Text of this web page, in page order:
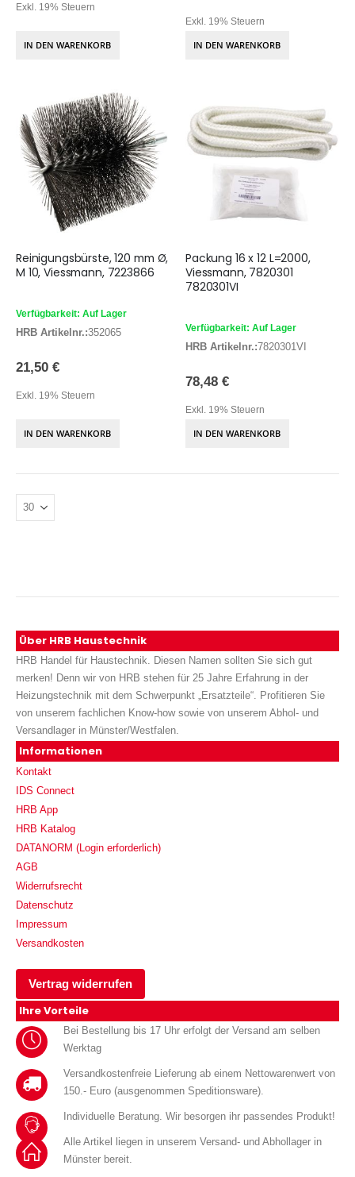
Exkl. 19% Steuern
IN DEN WARENKORB
Exkl. 19% Steuern
IN DEN WARENKORB
Reinigungsbürste, 120 mm Ø,
M 10, Viessmann, 7223866
Verfügbarkeit: Auf Lager
HRB Artikelnr.:352065
21,50 €
Exkl. 19% Steuern
IN DEN WARENKORB
Packung 16 x 12 L=2000,
Viessmann, 7820301
7820301VI
Verfügbarkeit: Auf Lager
HRB Artikelnr.:7820301VI
78,48 €
Exkl. 19% Steuern
IN DEN WARENKORB
Über HRB Haustechnik
HRB Handel für Haustechnik. Diesen Namen sollten Sie sich gut
merken! Denn wir von HRB stehen für 25 Jahre Erfahrung in der
Heizungstechnik mit dem Schwerpunkt „Ersatzteile“. Profitieren Sie
von unserem fachlichen Know-how sowie von unserem Abhol- und
Versandlager in Münster/Westfalen.
Informationen
Kontakt
IDS Connect
HRB App
HRB Katalog
DATANORM (Login erforderlich)
AGB
Widerrufsrecht
Datenschutz
Impressum
Versandkosten
Vertrag widerrufen
Ihre Vorteile
Bei Bestellung bis 17 Uhr erfolgt der Versand am selben
Werktag
Versandkostenfreie Lieferung ab einem Nettowarenwert von
150.- Euro (ausgenommen Speditionsware).
Individuelle Beratung. Wir besorgen ihr passendes Produkt!
Alle Artikel liegen in unserem Versand- und Abhollager in
Münster bereit.